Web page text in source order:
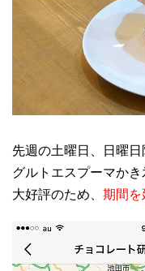
先週の土曜日、日曜
グルトエスプーマかき
大好評のため、 期間を